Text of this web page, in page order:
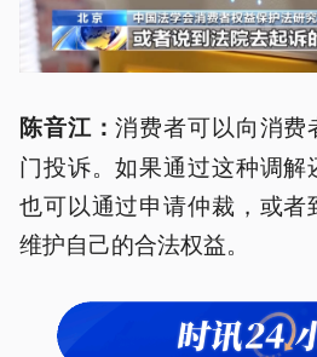
陈音江：消费者可以向消费
门投诉。如果通过这种调
也可以通过申请仲裁，或
维护自己的合法权益。